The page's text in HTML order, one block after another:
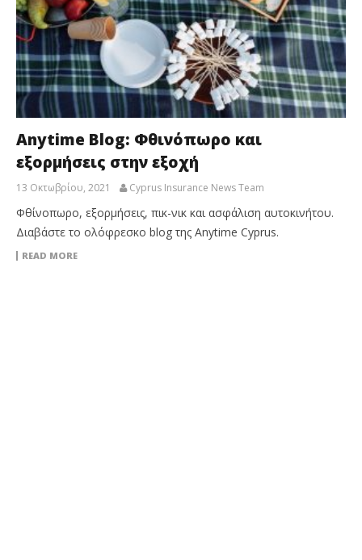
Anytime Blog: Φθινόπωρο και
εξορμήσεις στην εξοχή
13 Οκτωβρίου, 2021 Cyprus Insurance News Team
Φθίνοπωρο, εξορμήσεις, πικ-νικ και ασφάλιση αυτοκινήτου.
Διαβάστε το ολόφρεσκο blog της Anytime Cyprus.
READ MORE